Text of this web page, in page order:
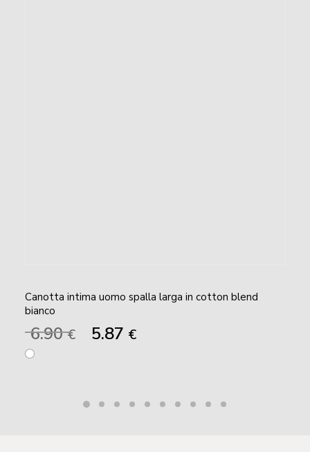
Canotta intima uomo spalla larga in cotton blend
bianco
6.90€
Il
6.90 €.
5.87 €Il
5.87 €.